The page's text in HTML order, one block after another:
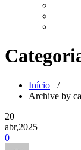
Início /
Archive by
20
abr,2025
0